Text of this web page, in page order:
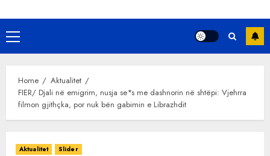
Primary
Menu
Home
Aktualitet
FIER/ Djali në emigrim, nusja se*s me dashnorin në shtëpi: Vjehrra
filmon gjithçka, por nuk bën gabimin e Librazhdit
Aktualitet Slider